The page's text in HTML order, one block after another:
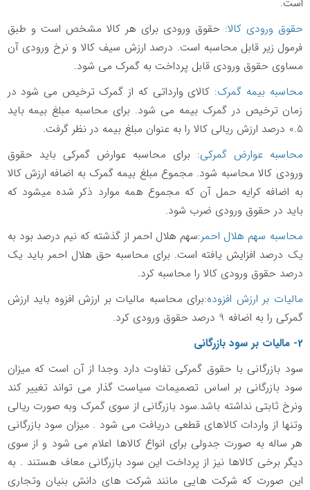
است.
حقوق ورودی کالا: حقوق ورودی برای هر کالا مشخص است و طبق
فرمول زیر قابل محاسبه است. درصد ارزش سیف کالا و نرخ ورودی آن
مساوی حقوق ورودی قابل پرداخت به گمرک می شود.
محاسبه بیمه گمرک: کالای وارداتی که از گمرک ترخیص می شود در
زمان ترخیص در گمرک بیمه می شود. برای محاسبه مبلغ بیمه باید
0.5 درصد ارزش ریالی کالا را به عنوان مبلغ بیمه در نظر گرفت.
محاسبه عوارض گمرکی: برای محاسبه عوارض گمرکی باید حقوق
ورودی کالا محاسبه شود. مجموع مبلغ بیمه گمرک به اضافه ارزش کالا
به اضافه کرایه حمل آن که مجموع همه موارد ذکر شده می­شود که
باید در حقوق ورودی ضرب شود.
محاسبه سهم هلال احمر:سهم هلال احمر از گذشته که نیم درصد بود به
یک درصد افزایش یافته است. برای محاسبه حق هلال احمر باید یک
درصد حقوق ورودی کالا را محاسبه کرد.
مالیات بر ارزش افزوده:برای محاسبه مالیات بر ارزش افزوه باید ارزش
گمرکی را به اضافه 9 درصد حقوق ورودی کرد.
2- مالیات بر سود بازرگانی
سود بازرگانی با حقوق گمرکی تفاوت دارد وجدا از آن است که میزان
سود بازرگانی بر اساس تصمیمات سیاست گذار می تواند تغییر کند
ونرخ ثابتی نداشته باشد.سود بازرگانی از سوی گمرک وبه صورت ریالی
وتنها از واردات کالاهای قطعی دریافت می شود . میزان سود بازرگانی
هر ساله به صورت جدولی برای انواع کالاها اعلام می شود و از سوی
دیگر برخی کالاها نیز از پرداخت این سود بازرگانی معاف هستند . به
این صورت که شرکت هایی مانند شرکت های دانش بنیان وتجاری